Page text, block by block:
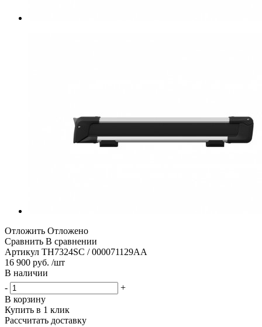
Отложить Отложено
Сравнить В сравнении
Артикул TH7324SC / 000071129AA
16 900 руб. /шт
В наличии
-
+
В корзину
Купить в 1 клик
Рассчитать доставку